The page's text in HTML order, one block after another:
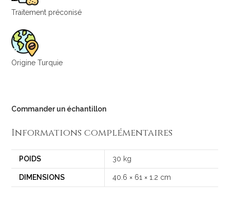
Traitement préconisé
Origine Turquie
Commander un échantillon
Informations complémentaires
POIDS 30 kg
DIMENSIONS 40.6 × 61 × 1.2 cm